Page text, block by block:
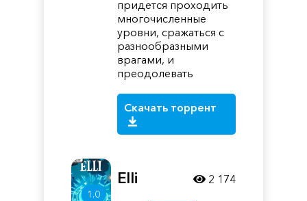
придется проходить
многочисленные
уровни, сражаться с
разнообразными
врагами, и
преодолевать
Скачать торрент
1.0
Elli 2 174